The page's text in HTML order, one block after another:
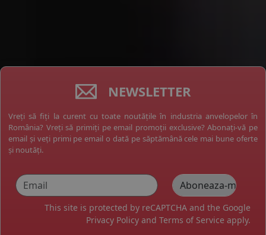
NEWSLETTER
Vreți să fiți la curent cu toate noutățile în industria anvelopelor în
România? Vreți să primiți pe email promoții exclusive? Abonați-vă pe
email și veți primi pe email o dată pe săptămână cele mai bune oferte
și noutăți.
This site is protected by reCAPTCHA and the Google
Privacy Policy and Terms of Service apply.